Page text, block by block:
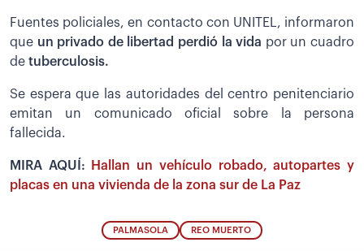
Fuentes policiales, en contacto con UNITEL, informaron
que un privado de libertad perdió la vida por un cuadro
de tuberculosis.
Se espera que las autoridades del centro penitenciario
emitan un comunicado oficial sobre la persona
fallecida.
MIRA AQUÍ:
Hallan un vehículo robado, autopartes y
placas en una vivienda de la zona sur de La Paz
PALMASOLA REO MUERTO